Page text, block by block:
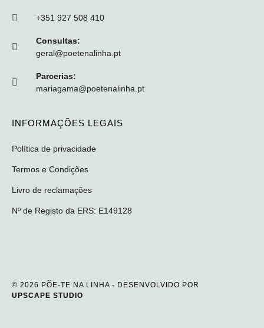
+351 927 508 410
Consultas:
geral@poetenalinha.pt
Parcerias:
mariagama@poetenalinha.pt
INFORMAÇÕES LEGAIS
Política de privacidade
Termos e Condições
Livro de reclamações
Nº de Registo da ERS: E149128
© 2026 PÕE-TE NA LINHA - DESENVOLVIDO POR
UPSCAPE STUDIO